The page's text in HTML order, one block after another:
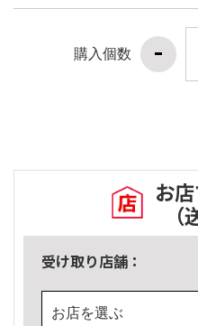
購入個数
お
受け取り店舗：
お店を選ぶ